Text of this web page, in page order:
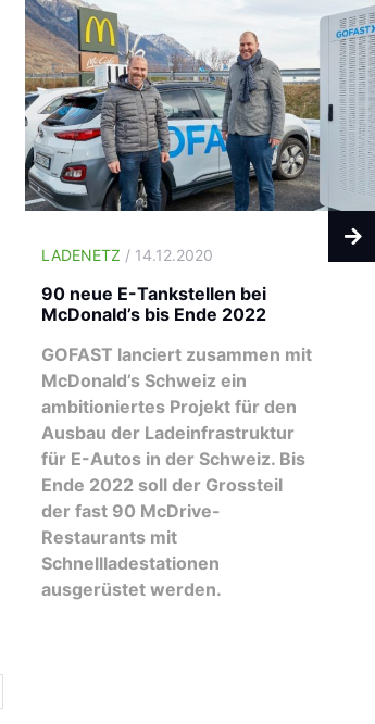
LADENETZ / 14.12.2020
90 neue E-Tankstellen bei
McDonald’s bis Ende 2022
GOFAST lanciert zusammen mit
McDonald’s Schweiz ein
ambitioniertes Projekt für den
Ausbau der Ladeinfrastruktur
für E-Autos in der Schweiz. Bis
Ende 2022 soll der Grossteil
der fast 90 McDrive-
Restaurants mit
Schnellladestationen
ausgerüstet werden.